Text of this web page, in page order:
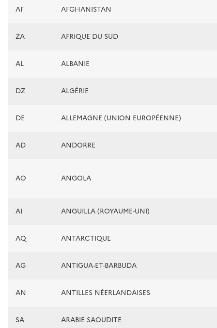
AF AFGHANISTAN
ZA AFRIQUE DU SUD
AL ALBANIE
DZ ALGÉRIE
DE ALLEMAGNE (UNION EUROPÉENNE)
AD ANDORRE
AO ANGOLA
AI ANGUILLA (ROYAUME-UNI)
AQ ANTARCTIQUE
AG ANTIGUA-ET-BARBUDA
AN ANTILLES NÉERLANDAISES
SA ARABIE SAOUDITE